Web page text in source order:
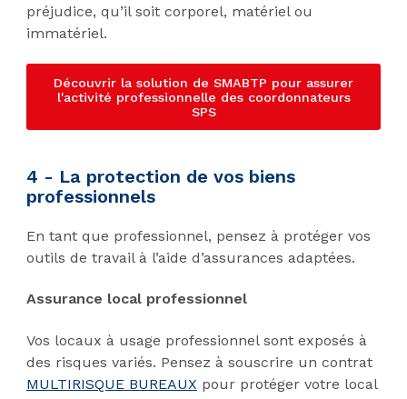
préjudice, qu’il soit corporel, matériel ou
immatériel.
Découvrir la solution de SMABTP pour assurer
l'activité professionnelle des coordonnateurs
SPS
4 - La protection de vos biens
professionnels
En tant que professionnel, pensez à protéger vos
outils de travail à l’aide d’assurances adaptées.
Assurance local professionnel
Vos locaux à usage professionnel sont exposés à
des risques variés. Pensez à souscrire un contrat
MULTIRISQUE BUREAUX pour protéger votre local